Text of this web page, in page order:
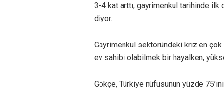
3-4 kat arttı, gayrimenkul tarihinde ilk
diyor.
Gayrimenkul sektöründeki kriz en çok
ev sahibi olabilmek bir hayalken,
Gökçe, Türkiye nüfusunun yüzde